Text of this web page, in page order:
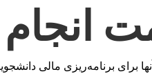
برای برنامه‌ریزی مالی